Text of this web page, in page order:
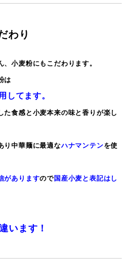
わり
小麦粉にもこだわります。
は
してます。
た食感と小麦本来の味と香りが楽し
り中華麺に最適なハナマンテンを使
がありますので国産小麦と表記はし
います！